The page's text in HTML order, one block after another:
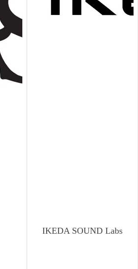
IKEDA SOUND Labs